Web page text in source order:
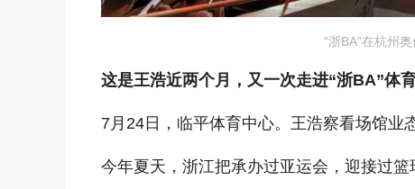
“浙BA”在杭州
这是王浩近两个月，又一次走进“浙BA”体育
7月24日，临平体育中心。王浩察看场馆业
今年夏天，浙江把承办过亚运会，迎接过篮